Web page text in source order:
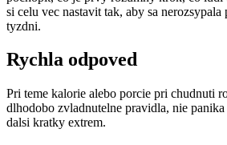
si celu vec nastavit tak, aby sa
tyzdni.
Rychla odpoved
Pri teme kalorie alebo porcie pri chudnuti
dlhodobo zvladnutelne pravidla, nie
dalsi kratky extrem.